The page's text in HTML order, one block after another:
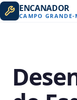
ENCANADOR
CAMPO GRANDE-